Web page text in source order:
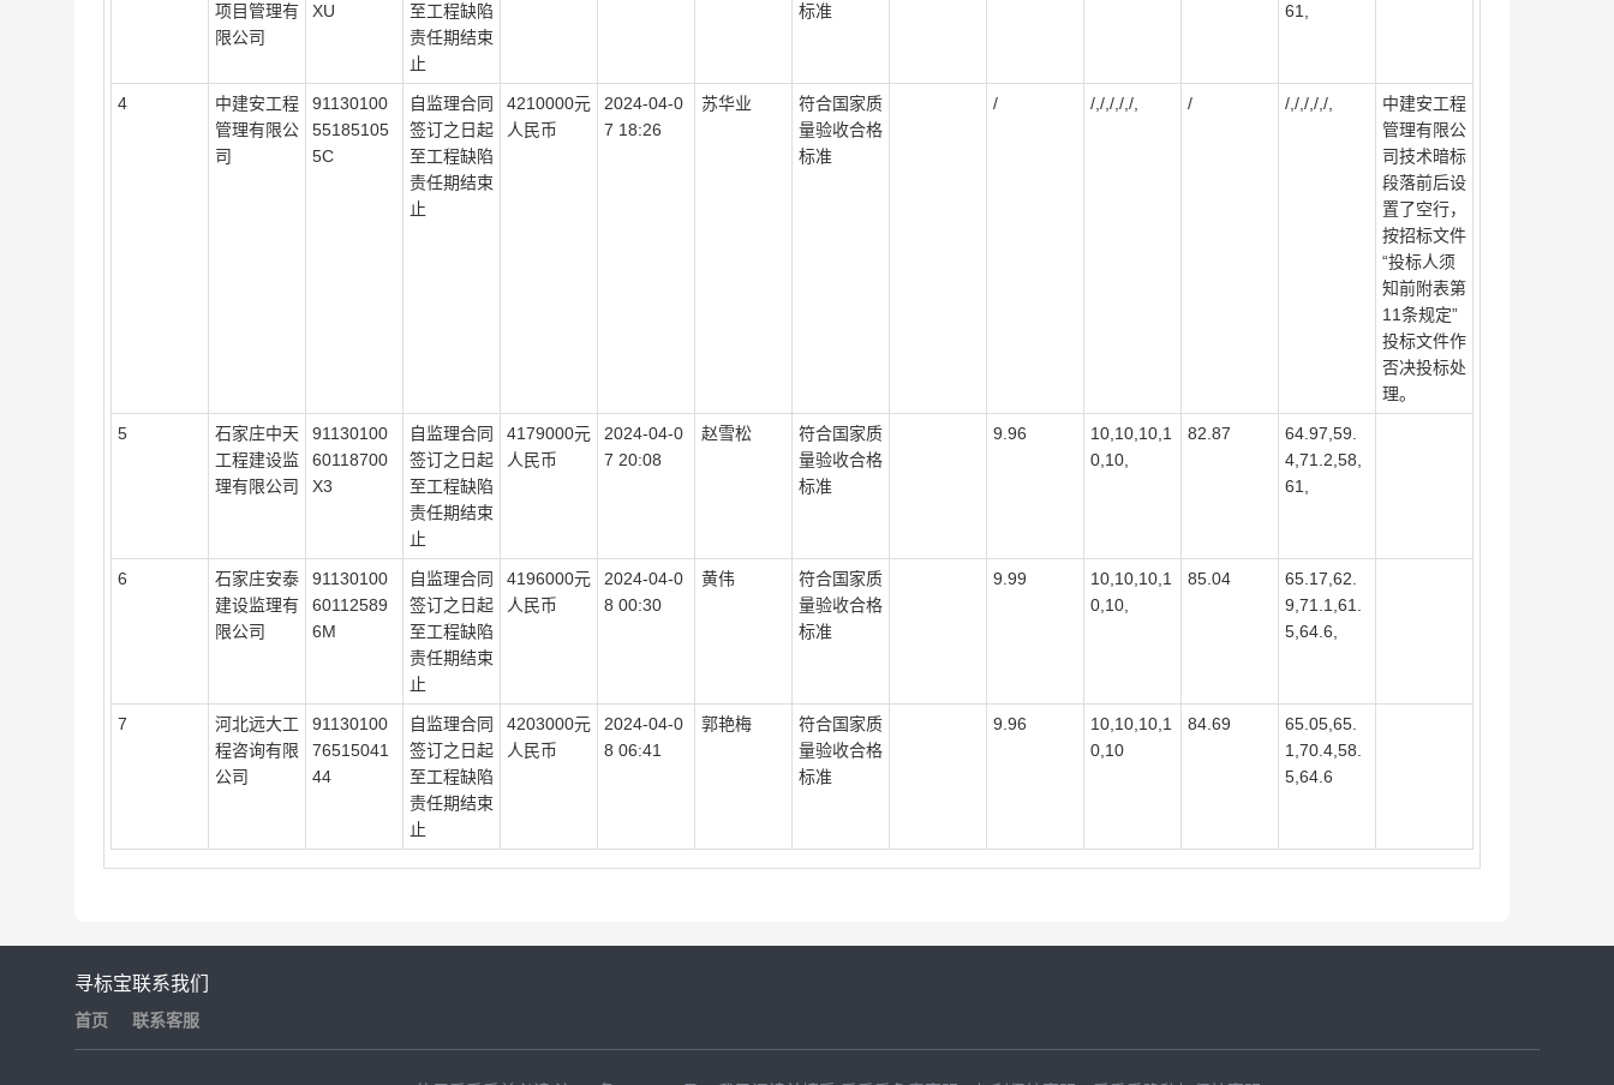
项目管理有
限公司
XU
至工程缺陷
责任期结束
止
标准
61,
4
中建安工程
管理有限公
司
91130100
55185105
5C
自监理合同
签订之日起
至工程缺陷
责任期结束
止
4210000元
人民币
2024-04-0
7 18:26
苏华业
符合国家质
量验收合格
标准
/ /,/,/,/,/, / /,/,/,/,/,
中建安工程
管理有限公
司技术暗标
段落前后设
置了空行，
按招标文件
“投标人须
知前附表第
11条规定”
投标文件作
否决投标处
理。
5
石家庄中天
工程建设监
理有限公司
91130100
60118700
X3
自监理合同
签订之日起
至工程缺陷
责任期结束
止
4179000元
人民币
2024-04-0
7 20:08
赵雪松
符合国家质
量验收合格
标准
9.96
10,10,10,1
0,10,
82.87
64.97,59.
4,71.2,58,
61,
6
石家庄安泰
建设监理有
限公司
91130100
60112589
6M
自监理合同
签订之日起
至工程缺陷
责任期结束
止
4196000元
人民币
2024-04-0
8 00:30
黄伟
符合国家质
量验收合格
标准
9.99
10,10,10,1
0,10,
85.04
65.17,62.
9,71.1,61.
5,64.6,
7
河北远大工
程咨询有限
公司
91130100
76515041
44
自监理合同
签订之日起
至工程缺陷
责任期结束
止
4203000元
人民币
2024-04-0
8 06:41
郭艳梅
符合国家质
量验收合格
标准
9.96
10,10,10,1
0,10
84.69
65.05,65.
1,70.4,58.
5,64.6
寻标宝
首页
联系我们
联系客服